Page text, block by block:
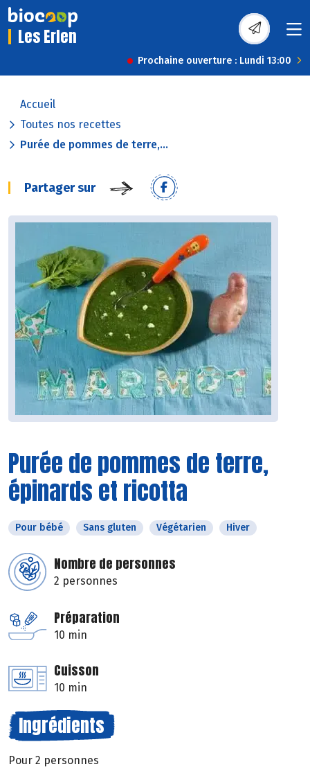
Les Erlen
Prochaine ouverture : Lundi 13:00
Accueil
Toutes nos recettes
Purée de pommes de terre,...
Partager sur
Purée de pommes de terre,
épinards et ricotta
Pour bébé Sans gluten Végétarien Hiver
Nombre de personnes
2 personnes
Préparation
10 min
Cuisson
10 min
Ingrédients
Pour 2 personnes